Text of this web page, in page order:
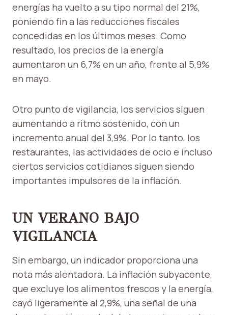
energías ha vuelto a su tipo normal del 21%,
poniendo fin a las reducciones fiscales
concedidas en los últimos meses. Como
resultado, los precios de la energía
aumentaron un 6,7% en un año, frente al 5,9%
en mayo.
Otro punto de vigilancia, los servicios siguen
aumentando a ritmo sostenido, con un
incremento anual del 3,9%. Por lo tanto, los
restaurantes, las actividades de ocio e incluso
ciertos servicios cotidianos siguen siendo
importantes impulsores de la inflación.
UN VERANO BAJO
VIGILANCIA
Sin embargo, un indicador proporciona una
nota más alentadora. La inflación subyacente,
que excluye los alimentos frescos y la energía,
cayó ligeramente al 2,9%, una señal de una